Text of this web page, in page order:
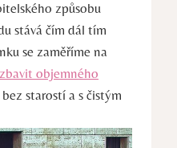
způsobu
stává čím dál tím
se zaměříme na
objemného
starostí a s čistým